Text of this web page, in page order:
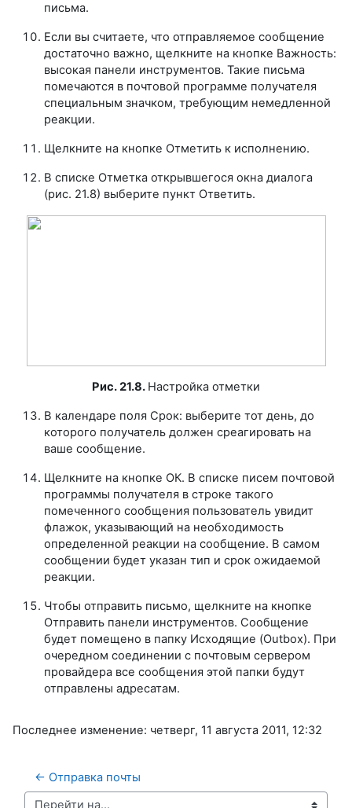
письма.
Если вы считаете, что отправляемое сообщение
достаточно важно, щелкните на кнопке Важность:
высокая панели инструментов. Такие письма
помечаются в почтовой программе получателя
специальным значком, требующим немедленной
реакции.
Щелкните на кнопке Отметить к исполнению.
В списке Отметка открывшегося окна диалога
(рис. 21.8) выберите пункт Ответить.
Рис. 21.8. Настройка отметки
В календаре поля Срок: выберите тот день, до
которого получатель должен среагировать на
ваше сообщение.
Щелкните на кнопке ОК. В списке писем почтовой
программы получателя в строке такого
помеченного сообщения пользователь увидит
флажок, указывающий на необходимость
определенной реакции на сообщение. В самом
сообщении будет указан тип и срок ожидаемой
реакции.
Чтобы отправить письмо, щелкните на кнопке
Отправить панели инструментов. Сообщение
будет помещено в папку Исходящие (Outbox). При
очередном соединении с почтовым сервером
провайдера все сообщения этой папки будут
отправлены адресатам.
Последнее изменение: четверг, 11 августа 2011, 12:32
← Отправка почты